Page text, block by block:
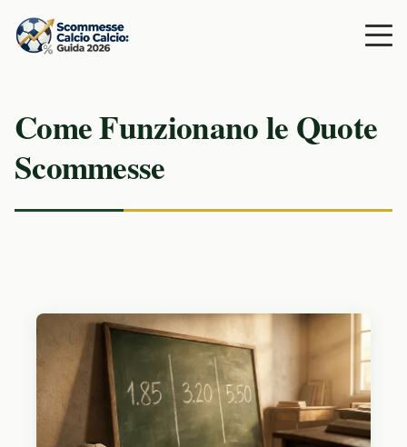
Come Funzionano le Quote
Scommesse